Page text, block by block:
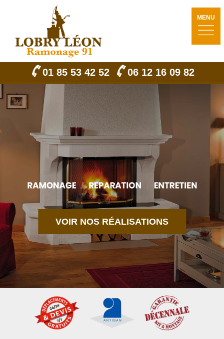
MENU
01 85 53 42 52 06 12 16 09 82
VOIR NOS RÉALISATIONS